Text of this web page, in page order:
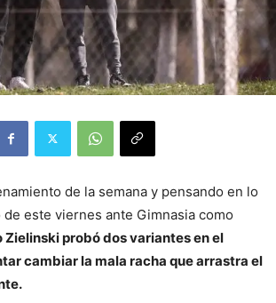
de la semana y pensando en lo
este viernes ante Gimnasia como
Zielinski probó dos variantes en el
cambiar la mala racha que arrastra el